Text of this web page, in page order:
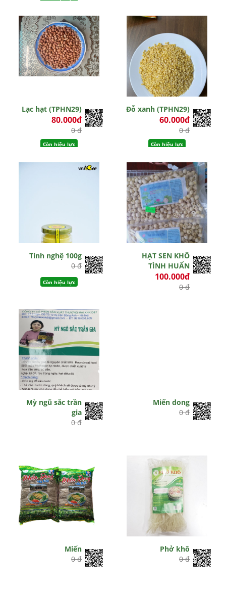
Lạc hạt (TPHN29)
80.000đ
0 đ
Còn hiệu lực
Đỗ xanh (TPHN29)
60.000đ
0 đ
Còn hiệu lực
Tinh nghệ 100g
0 đ
Còn hiệu lực
HẠT SEN KHÔ
TÌNH HUẤN
100.000đ
0 đ
Mỳ ngũ sắc trần
gia
0 đ
Miến dong
0 đ
Miến
0 đ
Phở khô
0 đ